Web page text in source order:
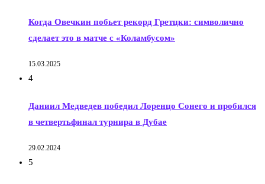
Когда Овечкин побьет рекорд Гретцки: символично
сделает это в матче с «Коламбусом»
15.03.2025
4
Даниил Медведев победил Лоренцо Сонего и пробился
в четвертьфинал турнира в Дубае
29.02.2024
5